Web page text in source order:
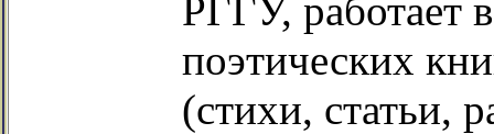
РГГУ, работает
поэтических
(стихи, статьи,